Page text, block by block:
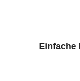
Einfache